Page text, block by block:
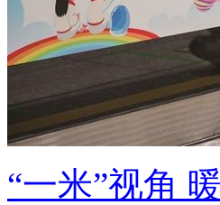
“一米”视角